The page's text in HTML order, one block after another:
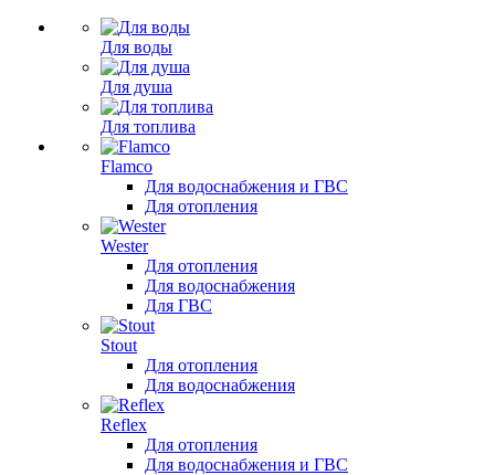
Для воды
Для душа
Для топлива
Flamco
Для водоснабжения и ГВС
Для отопления
Wester
Для отопления
Для водоснабжения
Для ГВС
Stout
Для отопления
Для водоснабжения
Reflex
Для отопления
Для водоснабжения и ГВС